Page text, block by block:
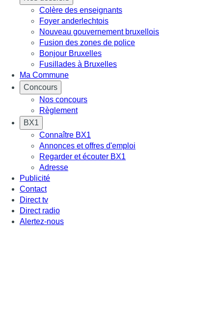
Colère des enseignants
Foyer anderlechtois
Nouveau gouvernement bruxellois
Fusion des zones de police
Bonjour Bruxelles
Fusillades à Bruxelles
Ma Commune
Concours
Nos concours
Règlement
BX1
Connaître BX1
Annonces et offres d'emploi
Regarder et écouter BX1
Adresse
Publicité
Contact
Direct tv
Direct radio
Alertez-nous